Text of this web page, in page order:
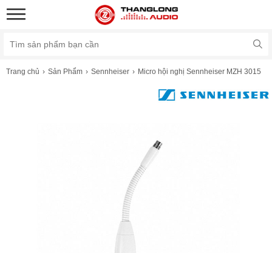
Trang chủ Sản Phẩm Sennheiser Micro hội nghị Sennheiser MZH 3015